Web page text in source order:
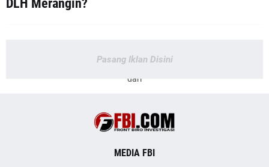
DLH Merangin?
Pasang Iklan Disini
dari
MEDIA FBI